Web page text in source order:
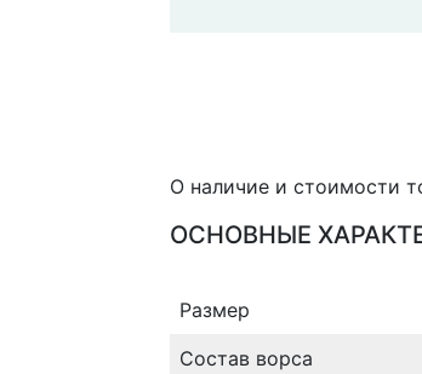
О наличие и стоимости
ОСНОВНЫЕ
Размер
Состав ворса